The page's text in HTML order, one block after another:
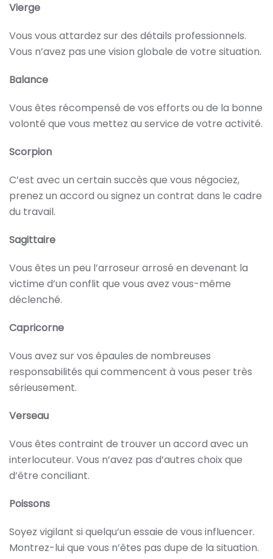
Vierge
Vous vous attardez sur des détails professionnels.
Vous n’avez pas une vision globale de votre situation.
Balance
Vous êtes récompensé de vos efforts ou de la bonne
volonté que vous mettez au service de votre activité.
Scorpion
C’est avec un certain succès que vous négociez,
prenez un accord ou signez un contrat dans le cadre
du travail.
Sagittaire
Vous êtes un peu l’arroseur arrosé en devenant la
victime d’un conflit que vous avez vous-même
déclenché.
Capricorne
Vous avez sur vos épaules de nombreuses
responsabilités qui commencent à vous peser très
sérieusement.
Verseau
Vous êtes contraint de trouver un accord avec un
interlocuteur. Vous n’avez pas d’autres choix que
d’être conciliant.
Poissons
Soyez vigilant si quelqu’un essaie de vous influencer.
Montrez-lui que vous n’êtes pas dupe de la situation.